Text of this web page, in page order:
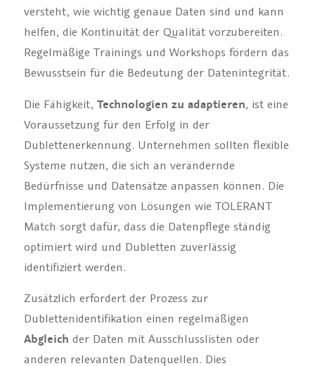
versteht, wie wichtig genaue Daten sind und kann
helfen, die Kontinuität der Qualität vorzubereiten.
Regelmäßige Trainings und Workshops fördern das
Bewusstsein für die Bedeutung der Datenintegrität.
Die Fähigkeit, Technologien zu adaptieren, ist eine
Voraussetzung für den Erfolg in der
Dublettenerkennung. Unternehmen sollten flexible
Systeme nutzen, die sich an verändernde
Bedürfnisse und Datensätze anpassen können. Die
Implementierung von Lösungen wie TOLERANT
Match sorgt dafür, dass die Datenpflege ständig
optimiert wird und Dubletten zuverlässig
identifiziert werden.
Zusätzlich erfordert der Prozess zur
Dublettenidentifikation einen regelmäßigen
Abgleich der Daten mit Ausschlusslisten oder
anderen relevanten Datenquellen. Dies